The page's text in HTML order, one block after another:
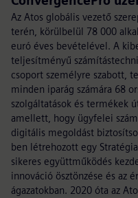
Az Atos globális vezető
terén, körülbelül 78 000
euró éves bevételével. A
teljesítményű
csoport személyre szabott,
minden iparág számára 68
szolgáltatások és termékek
amellett, hogy ügyfelei
digitális megoldást
ben létrehozott egy
sikeres együttműködés
innováció ösztönzése és az
ágazatokban. 2020 óta az